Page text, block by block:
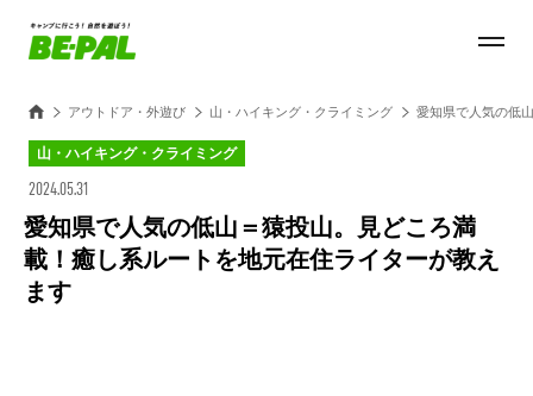
アウトドア・外遊び 山・ハイキング・クライミング 愛知県で人気の低
山・ハイキング・クライミング
2024.05.31
愛知県で人気の低山＝猿投山。見どころ満
載！癒し系ルートを地元在住ライターが教え
ます